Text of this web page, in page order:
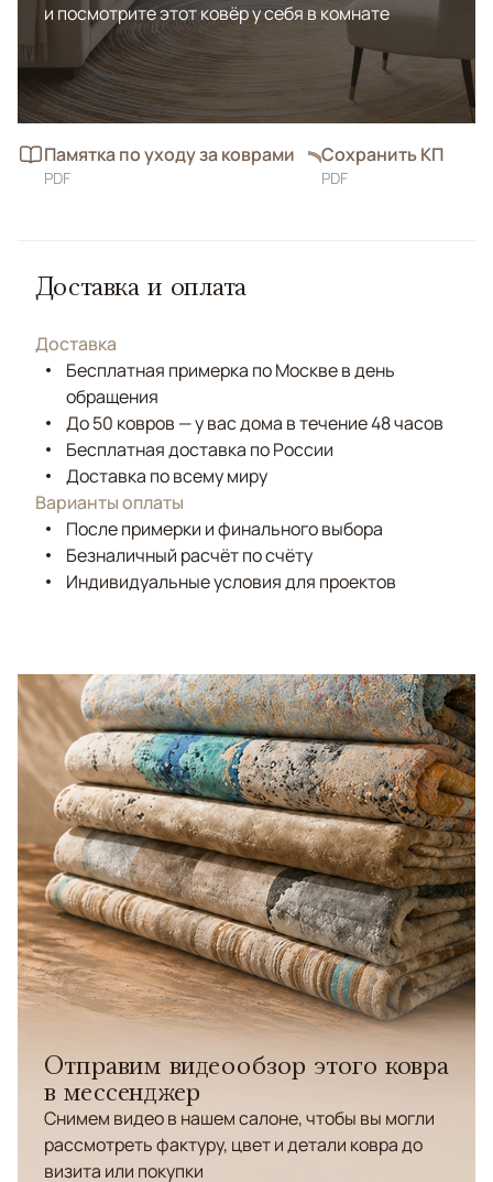
и посмотрите этот ковёр у себя в комнате
Памятка по уходу за коврами
PDF
Сохранить КП
PDF
Доставка и оплата
Доставка
Бесплатная примерка по Москве в день
обращения
До 50 ковров — у вас дома в течение 48 часов
Бесплатная доставка по России
Доставка по всему миру
Варианты оплаты
После примерки и финального выбора
Безналичный расчёт по счёту
Индивидуальные условия для проектов
Отправим видеообзор этого ковра
в мессенджер
Снимем видео в нашем салоне, чтобы вы могли
рассмотреть фактуру, цвет и детали ковра до
визита или покупки